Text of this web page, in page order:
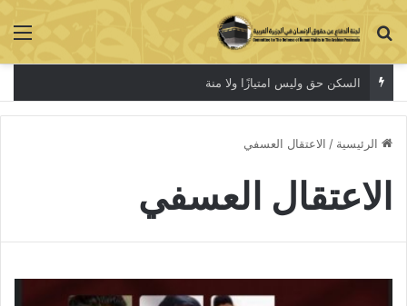
بحث عن
السكن حق وليس امتيازًا ولا منة
الرئيسية / الاعتقال العسفي
الاعتقال العسفي